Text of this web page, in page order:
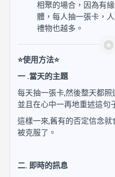
相聚的場合，因為有
體，每人抽一張卡，
禮物也越多。
⭐使用方法⭐
一 .當天的主題
每天抽一張卡,然後整天都
並且在心中一再地重述這句
這樣一來,舊有的否定信念
被克服了。
二. 即時的訊息